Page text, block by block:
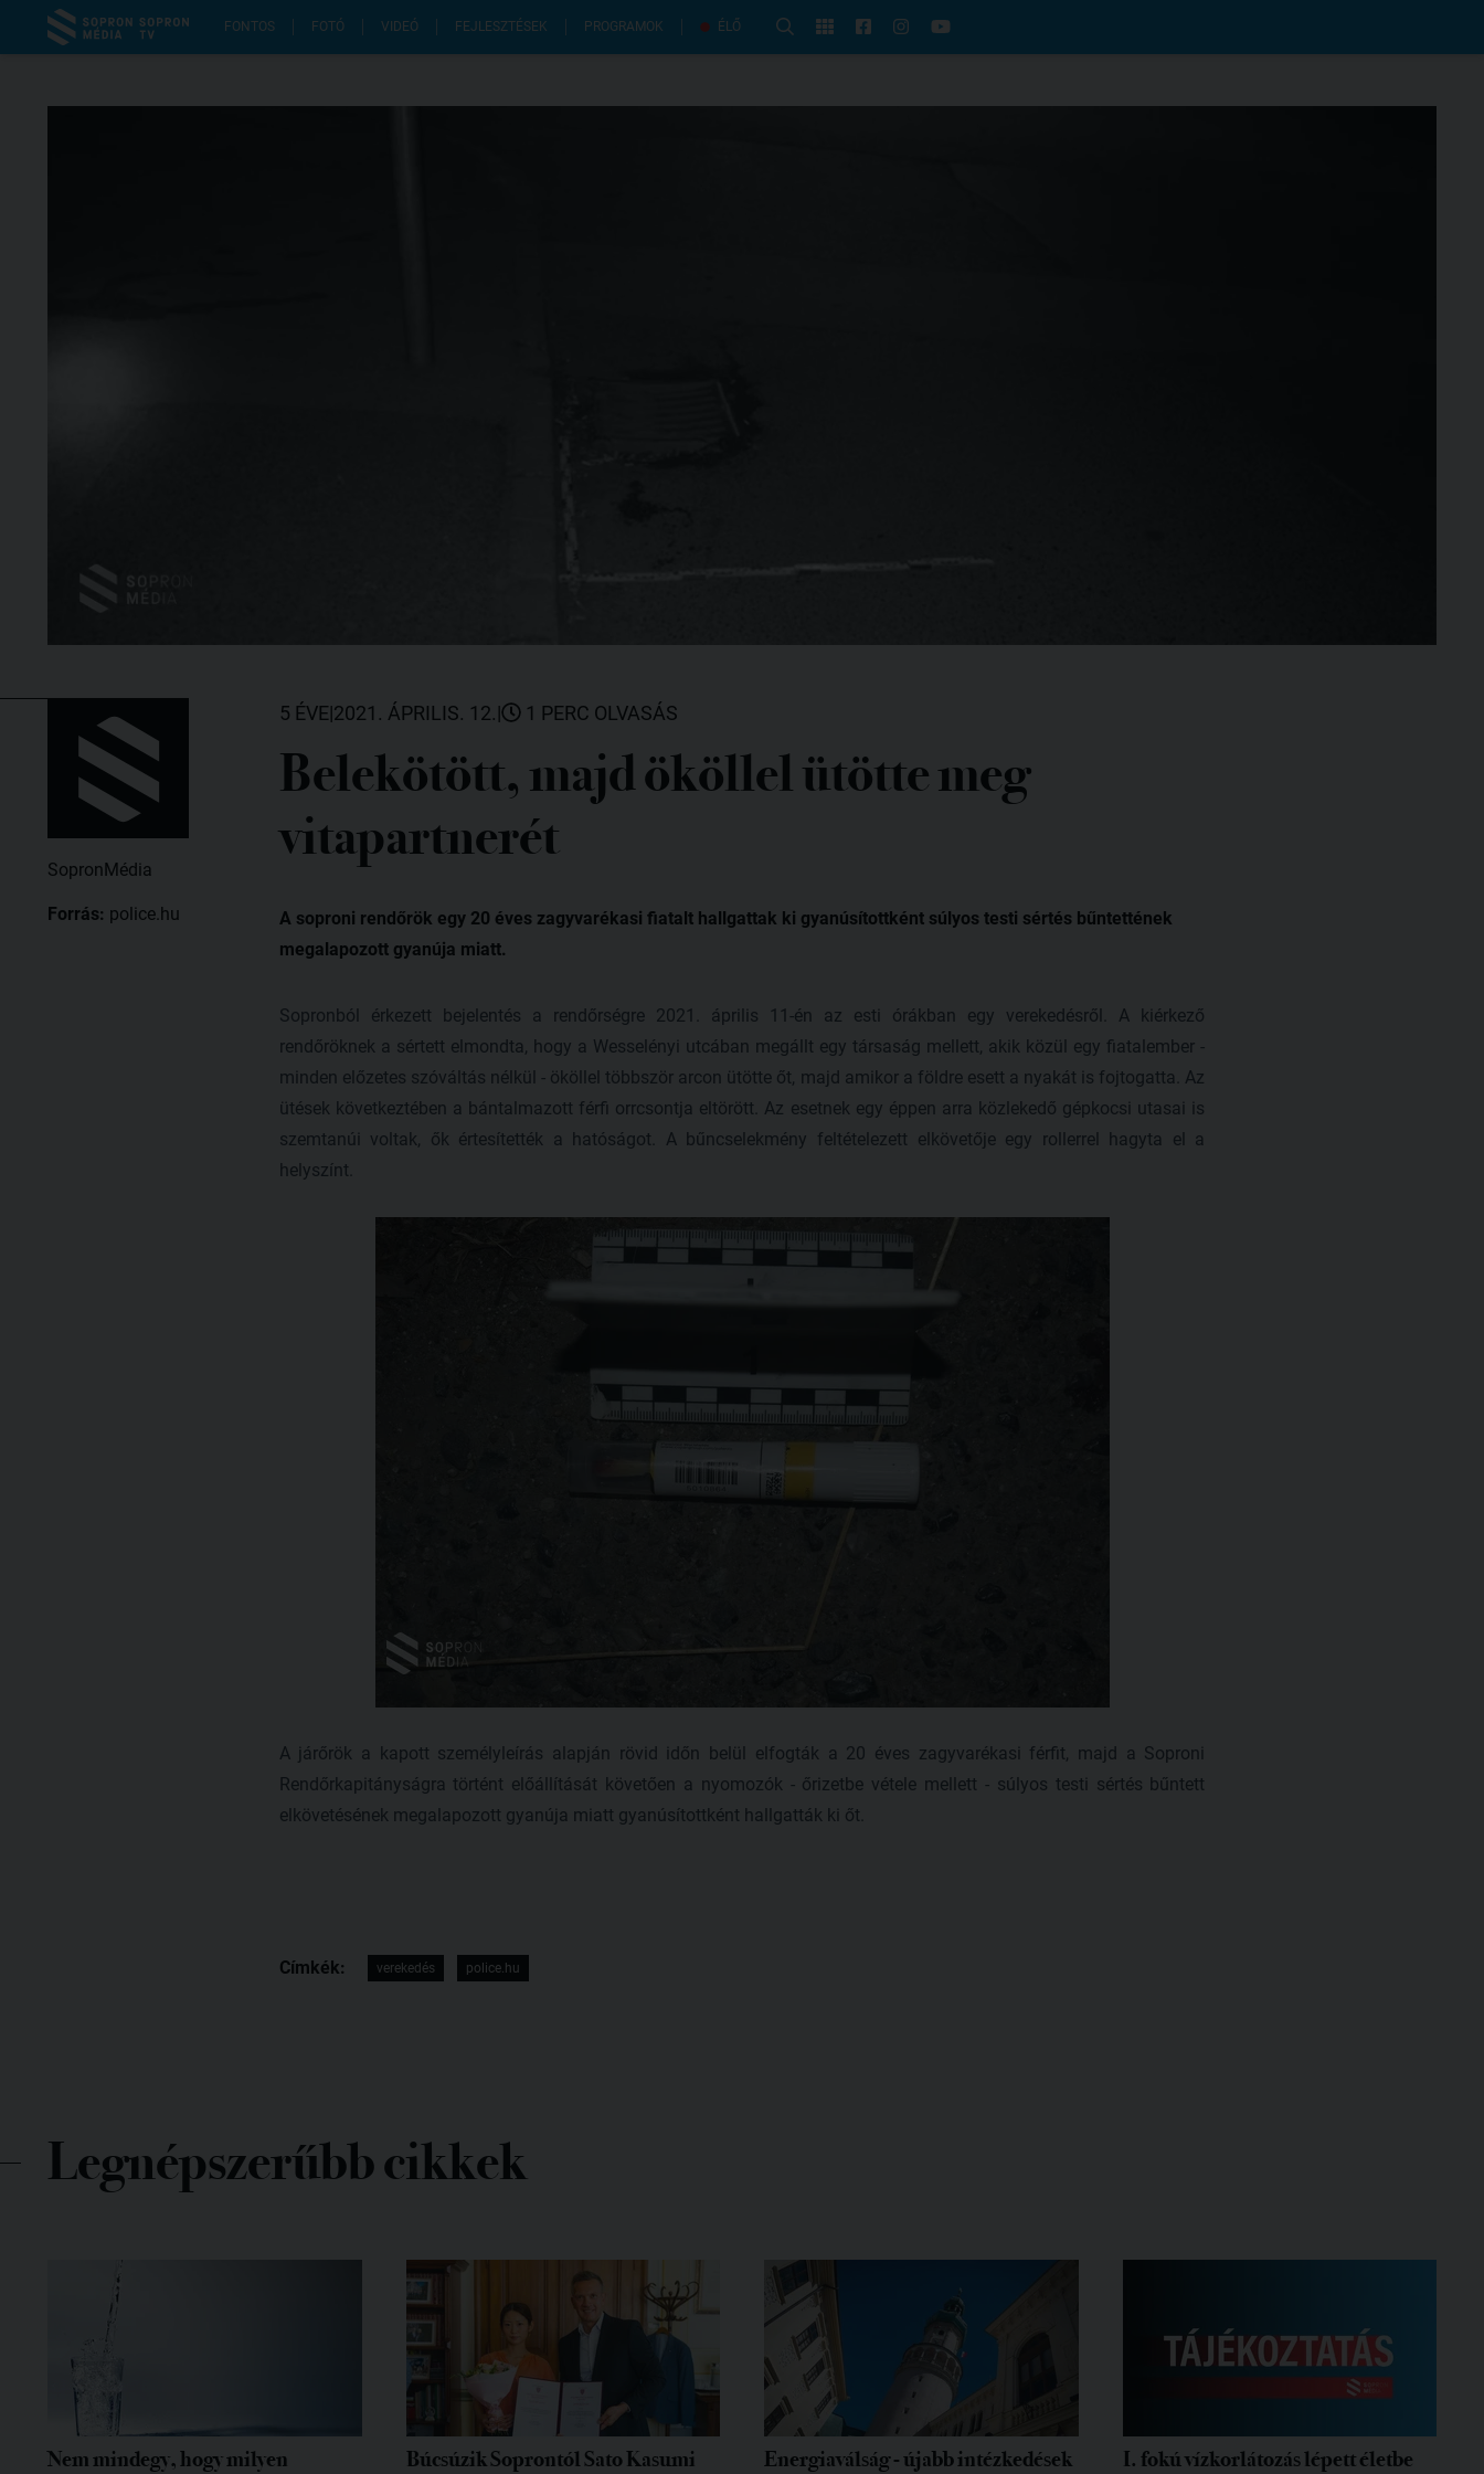
FONTOS FOTÓ VIDEÓ FEJLESZTÉSEK PROGRAMOK ÉLŐ
SopronMédia
Forrás: police.hu
5 ÉVE|2021. ÁPRILIS. 12.| 1 PERC OLVASÁS
Belekötött, majd ököllel ütötte meg
vitapartnerét
A soproni rendőrök egy 20 éves zagyvarékasi fiatalt hallgattak ki gyanúsítottként súlyos testi sértés bűntettének
megalapozott gyanúja miatt.
Sopronból érkezett bejelentés a rendőrségre 2021. április 11-én az esti órákban egy verekedésről. A kiérkező
rendőröknek a sértett elmondta, hogy a Wesselényi utcában megállt egy társaság mellett, akik közül egy fiatalember -
minden előzetes szóváltás nélkül - ököllel többször arcon ütötte őt, majd amikor a földre esett a nyakát is fojtogatta. Az
ütések következtében a bántalmazott férfi orrcsontja eltörött. Az esetnek egy éppen arra közlekedő gépkocsi utasai is
szemtanúi voltak, ők értesítették a hatóságot. A bűncselekmény feltételezett elkövetője egy rollerrel hagyta el a
helyszínt.
A járőrök a kapott személyleírás alapján rövid időn belül elfogták a 20 éves zagyvarékasi férfit, majd a Soproni
Rendőrkapitányságra történt előállítását követően a nyomozók - őrizetbe vétele mellett - súlyos testi sértés bűntett
elkövetésének megalapozott gyanúja miatt gyanúsítottként hallgatták ki őt.
Címkék: verekedés police.hu
Legnépszerűbb cikkek
Nem mindegy, hogy milyen
Búcsúzik Soprontól Sato Kasumi
Energiaválság - újabb intézkedések
I. fokú vízkorlátozás lépett életbe